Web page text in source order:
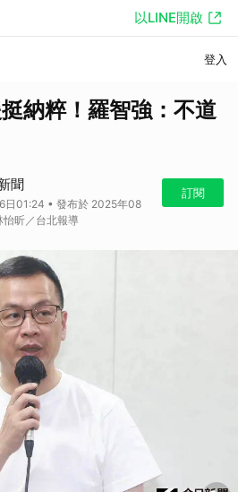
以LINE開啟
登入
納粹！羅智強：不道
聞
日01:24 • 發布於 2025年08
昕／台北報導
訂閱